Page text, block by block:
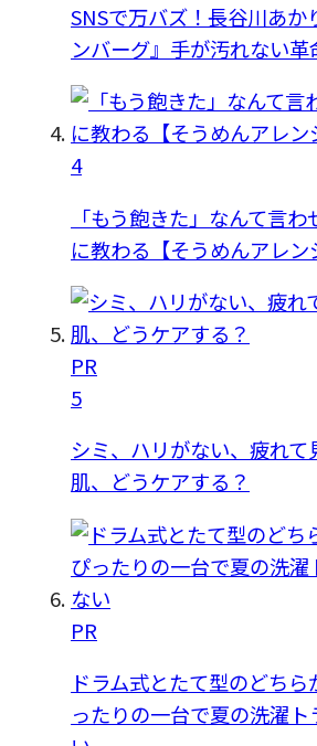
SNSで万バズ！長谷川あか
ンバーグ』手が汚れない革
4
「もう飽きた」なんて言
に教わる【そうめんアレン
PR
5
シミ、ハリがない、疲れ
肌、どうケアする？
PR
ドラム式とたて型のどち
ったりの一台で夏の洗濯